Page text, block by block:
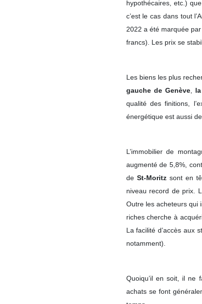
International
hypothécaires, etc.)
c’est le cas dans tout
2022 a été marquée
francs). Les prix se
Les biens les plus
gauche de Genève,
qualité des finitions,
énergétique est aussi
L’immobilier de
augmenté de 5,8%,
deSt-Moritzsont en
niveau record de prix.
Outre les acheteurs qui
riches cherche à
La facilité d’accès aux
notamment).
Quoiqu’il en soit, il ne
achats se font